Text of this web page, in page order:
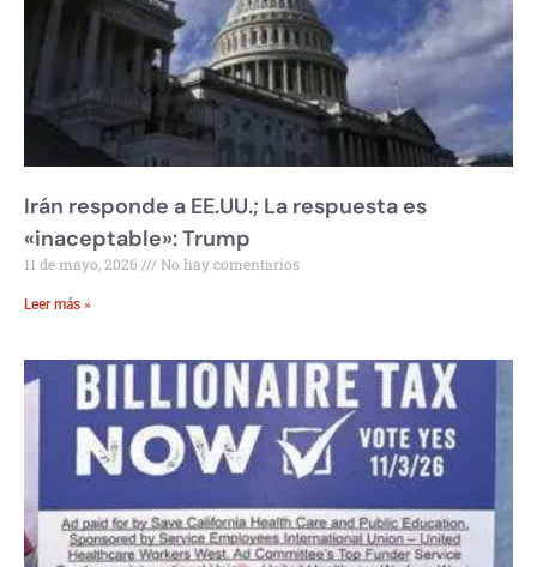
Irán responde a EE.UU.; La respuesta es
«inaceptable»: Trump
11 de mayo, 2026 No hay comentarios
Leer más »